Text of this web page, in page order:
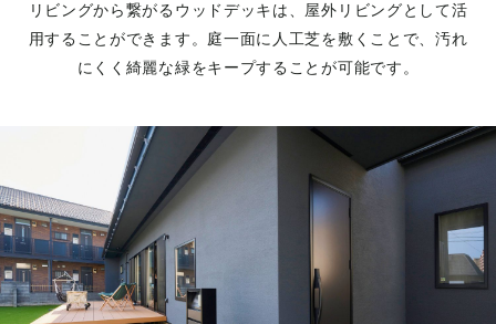
リビングから繋がるウッドデッキは、屋外リビングとして活
用することができます。庭一面に人工芝を敷くことで、汚れ
にくく綺麗な緑をキープすることが可能です。